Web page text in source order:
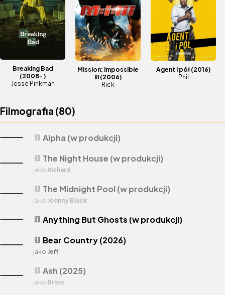
twórca serialu, Vince Gilligan, zmienił zdanie,
widząc „chemię” między Paulem a Bryanem
Cranstonem, odtwórcą głównej roli. Za swoją
rolę aktor otrzymał trzy statuetki Emmy i trzy
Saturny dla najlepszego aktora
drugoplanowego w serialu telewizyjnym.
Breaking Bad
(2008- )
Jesse Pinkman
Mission: Impossible
III (2006)
Rick
Agent i pół (2016)
Phil
Filmografia (80)
theaters Ash (2025)
jako Brion
theaters Alpha (w produkcji)
theaters The Night House (w produkcji)
jako Richard
theaters Bear Country (2026)
jako Jeff
theaters The Midnight Pool (w produkcji)
jako Johnny Black
theaters Anything But Ghosts (w produkcji)